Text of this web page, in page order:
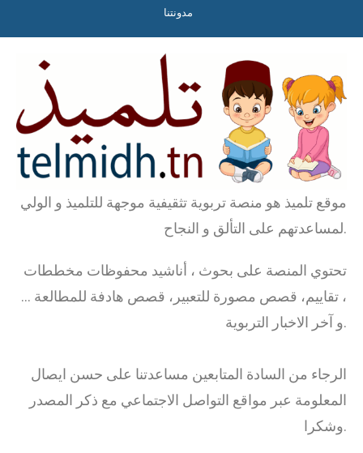
مدونتنا
موقع تلميذ هو منصة تربوية تثقيفية موجهة للتلميذ و الولي
لمساعدتهم على التألق و النجاح.
تحتوي المنصة على بحوث ، أناشيد محفوظات مخططات
، تقاييم، قصص مصورة للتعبير، قصص هادفة للمطالعة …
و آخر الاخبار التربوية.
الرجاء من السادة المتابعين مساعدتنا على حسن ايصال
المعلومة عبر مواقع التواصل الاجتماعي مع ذكر المصدر
وشكرا.